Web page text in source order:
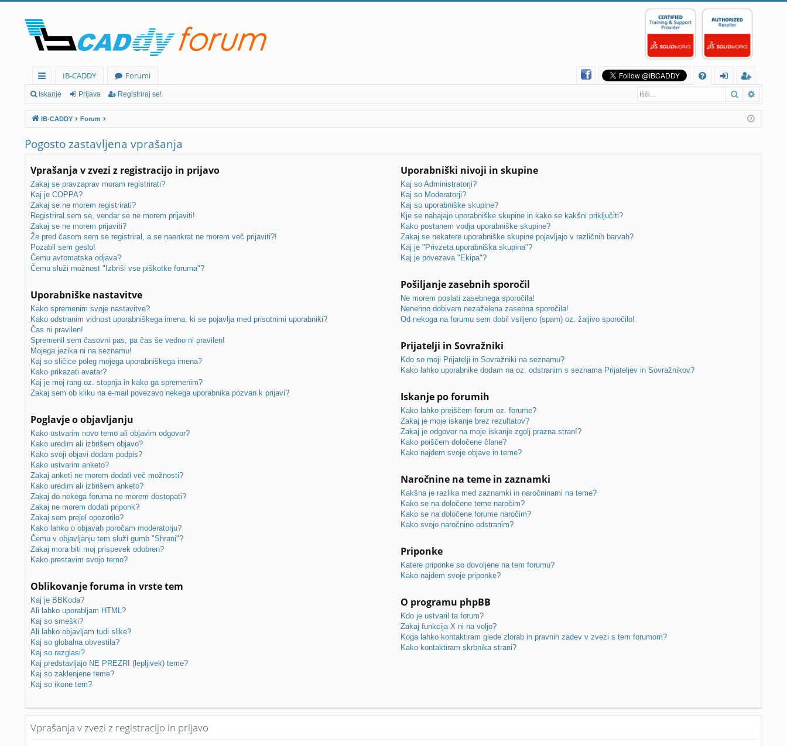
H
itr
e
p
ov
ez
av
e
IB-CADDY
Forumi
Q
av
a
eg
ist
rir
Iskanje Prijava Registriraj se! Iskanje
IB-CADDY Forum
Pogosto zastavljena vprašanja
Vprašanja v zvezi z registracijo in prijavo
Zakaj se pravzaprav moram registrirati?
Kaj je COPPA?
Zakaj se ne morem registrirati?
Registriral sem se, vendar se ne morem prijaviti!
Zakaj se ne morem prijaviti?
Že pred časom sem se registriral, a se naenkrat ne morem več prijaviti?!
Pozabil sem geslo!
Čemu avtomatska odjava?
Čemu služi možnost "Izbriši vse piškotke foruma"?
Uporabniške nastavitve
Kako spremenim svoje nastavitve?
Kako odstranim vidnost uporabniškega imena, ki se pojavlja med prisotnimi uporabniki?
Čas ni pravilen!
Spremenil sem časovni pas, pa čas še vedno ni pravilen!
Mojega jezika ni na seznamu!
Kaj so sličice poleg mojega uporabniškega imena?
Kako prikazati avatar?
Kaj je moj rang oz. stopnja in kako ga spremenim?
Zakaj sem ob kliku na e-mail povezavo nekega uporabnika pozvan k prijavi?
Poglavje o objavljanju
Kako ustvarim novo temo ali objavim odgovor?
Kako uredim ali izbrišem objavo?
Kako svoji objavi dodam podpis?
Kako ustvarim anketo?
Zakaj anketi ne morem dodati več možnosti?
Kako uredim ali izbrišem anketo?
Zakaj do nekega foruma ne morem dostopati?
Zakaj ne morem dodati priponk?
Zakaj sem prejel opozorilo?
Kako lahko o objavah poročam moderatorju?
Čemu v objavljanju tem služi gumb "Shrani"?
Zakaj mora biti moj prispevek odobren?
Kako prestavim svojo temo?
Oblikovanje foruma in vrste tem
Kaj je BBKoda?
Ali lahko uporabljam HTML?
Kaj so smeški?
Ali lahko objavljam tudi slike?
Kaj so globalna obvestila?
Kaj so razglasi?
Kaj predstavljajo NE PREZRI (lepljivek) teme?
Kaj so zaklenjene teme?
Kaj so ikone tem?
Uporabniški nivoji in skupine
Kaj so Administratorji?
Kaj so Moderatorji?
Kaj so uporabniške skupine?
Kje se nahajajo uporabniške skupine in kako se kakšni priključiti?
Kako postanem vodja uporabniške skupine?
Zakaj se nekatere uporabniške skupine pojavljajo v različnih barvah?
Kaj je "Privzeta uporabniška skupina"?
Kaj je povezava "Ekipa"?
Pošiljanje zasebnih sporočil
Ne morem poslati zasebnega sporočila!
Nenehno dobivam nezaželena zasebna sporočila!
Od nekoga na forumu sem dobil vsiljeno (spam) oz. žaljivo sporočilo!
Prijatelji in Sovražniki
Kdo so moji Prijatelji in Sovražniki na seznamu?
Kako lahko uporabnike dodam na oz. odstranim s seznama Prijateljev in Sovražnikov?
Iskanje po forumih
Kako lahko preiščem forum oz. forume?
Zakaj je moje iskanje brez rezultatov?
Zakaj je odgovor na moje iskanje zgolj prazna stran!?
Kako poiščem določene člane?
Kako najdem svoje objave in teme?
Naročnine na teme in zaznamki
Kakšna je razlika med zaznamki in naročninami na teme?
Kako se na določene teme naročim?
Kako se na določene forume naročim?
Kako svojo naročnino odstranim?
Priponke
Katere priponke so dovoljene na tem forumu?
Kako najdem svoje priponke?
O programu phpBB
Kdo je ustvaril ta forum?
Zakaj funkcija X ni na voljo?
Koga lahko kontaktiram glede zlorab in pravnih zadev v zvezi s tem forumom?
Kako kontaktiram skrbnika strani?
Vprašanja v zvezi z registracijo in prijavo